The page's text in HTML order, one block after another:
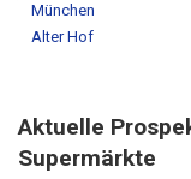
München
Alter Hof
Aktuelle
Supermärkte